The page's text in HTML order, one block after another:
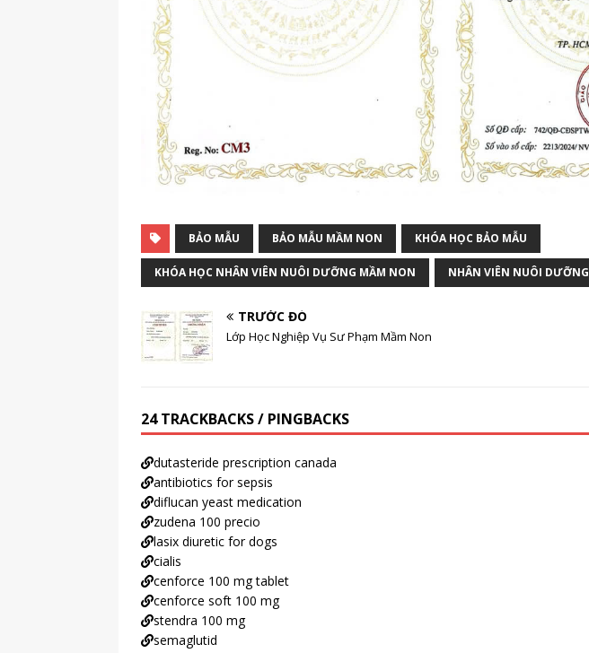
BẢO MẪU BẢO MẪU MẦM NON KHÓA HỌC BẢO MẪU
KHÓA HỌC NHÂN VIÊN NUÔI DƯỠNG MẦM NON NHÂN VIÊN NUÔI DƯỠNG
TRƯỚC ĐÓ
Lớp Học Nghiệp Vụ Sư Phạm Mầm Non
24 TRACKBACKS / PINGBACKS
dutasteride prescription canada
antibiotics for sepsis
diflucan yeast medication
zudena 100 precio
lasix diuretic for dogs
cialis
cenforce 100 mg tablet
cenforce soft 100 mg
stendra 100 mg
semaglutid